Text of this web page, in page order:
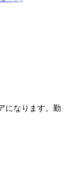
になります。勤